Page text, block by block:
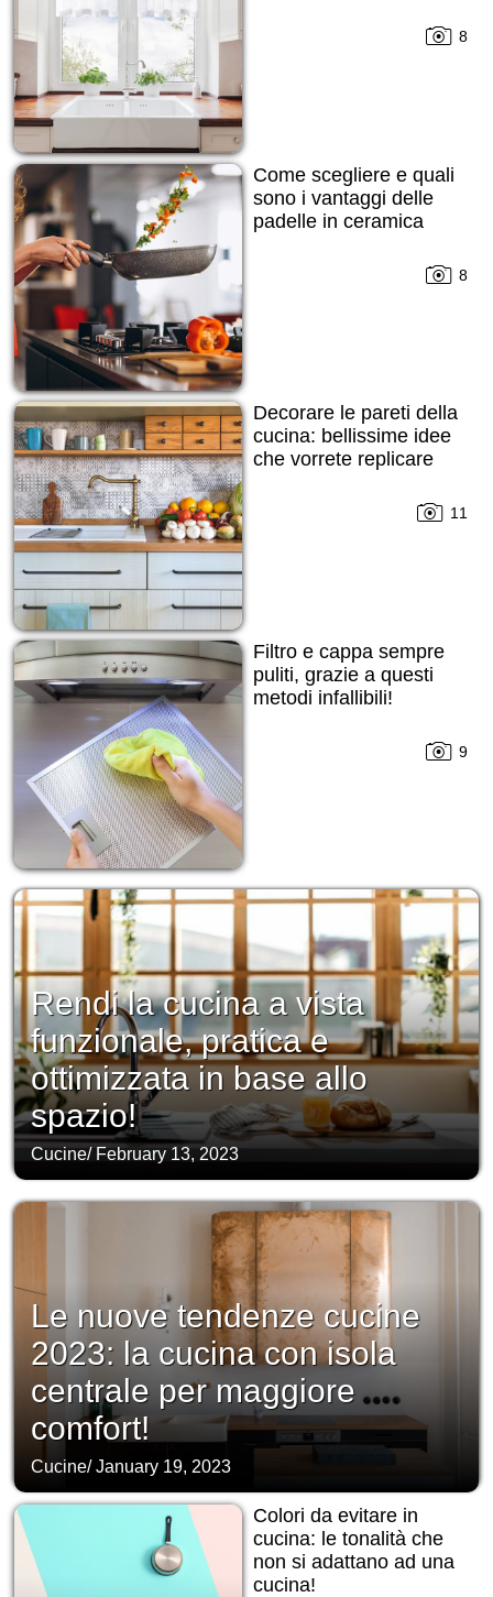
8
Come scegliere e quali
sono i vantaggi delle
padelle in ceramica
8
Decorare le pareti della
cucina: bellissime idee
che vorrete replicare
11
Filtro e cappa sempre
puliti, grazie a questi
metodi infallibili!
9
Rendi la cucina a vista
funzionale, pratica e
ottimizzata in base allo
spazio!
Cucine/ February 13, 2023
Le nuove tendenze cucine
2023: la cucina con isola
centrale per maggiore
comfort!
Cucine/January 19, 2023
Colori da evitare in
cucina: le tonalità che
non si adattano ad una
cucina!